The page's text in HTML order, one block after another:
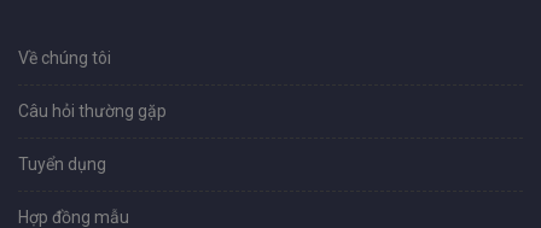
Về chúng tôi
Câu hỏi thường gặp
Tuyển dụng
Hợp đồng mẫu